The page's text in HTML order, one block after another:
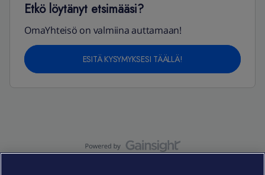
Etkö löytänyt etsimääsi?
OmaYhteisö on valmiina auttamaan!
ESITÄ KYSYMYKSESI TÄÄLLÄ!